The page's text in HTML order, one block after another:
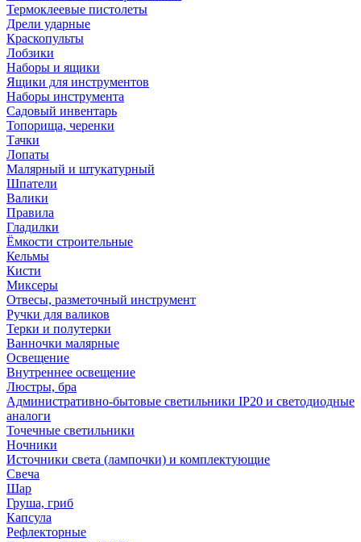
Термоклеевые пистолеты
Дрели ударные
Краскопульты
Лобзики
Наборы и ящики
Ящики для инструментов
Наборы инструмента
Садовый инвентарь
Топорища, черенки
Тачки
Лопаты
Малярный и штукатурный
Шпатели
Валики
Правила
Гладилки
Ёмкости строительные
Кельмы
Кисти
Миксеры
Отвесы, разметочный инструмент
Ручки для валиков
Терки и полутерки
Ванночки малярные
Освещение
Внутреннее освещение
Люстры, бра
Административно-бытовые светильники IP20 и светодиодные
аналоги
Точечные светильники
Ночники
Источники света (лампочки) и комплектующие
Свеча
Шар
Груша, гриб
Капсула
Рефлекторные